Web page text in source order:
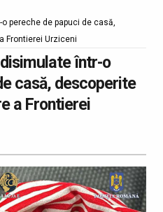
pereche de papuci de casă,
Frontierei Urziceni
într-o
casă, descoperite
a Frontierei